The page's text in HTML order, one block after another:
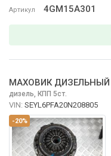
Артикул 4GM15A301
-20%
МАХОВИК ДИЗЕЛЬНЫЙ
дизель, КПП 5ст.
VIN: SEYL6PFA20N208805